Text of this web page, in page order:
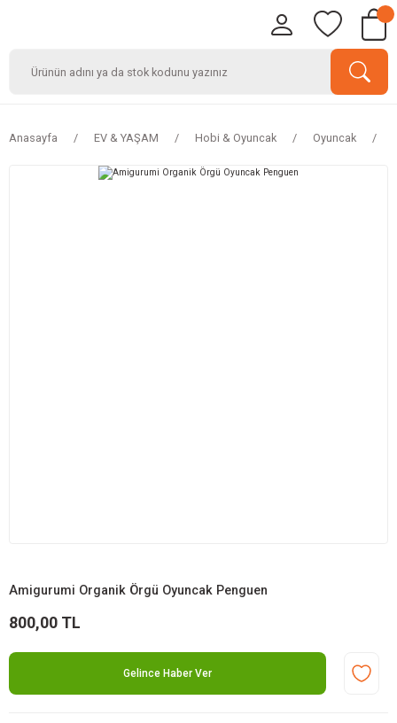
Anasayfa EV & YAŞAM Hobi & Oyuncak Oyuncak
Amigurumi Organik Örgü Oyuncak Penguen
800,00 TL
Gelince Haber Ver